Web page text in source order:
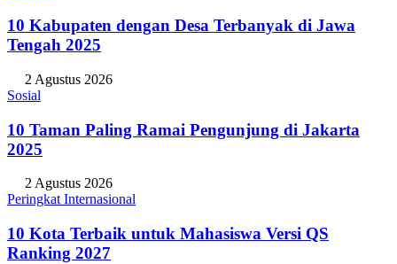
10 Kabupaten dengan Desa Terbanyak di Jawa
Tengah 2025
2 Agustus 2026
Sosial
10 Taman Paling Ramai Pengunjung di Jakarta
2025
2 Agustus 2026
Peringkat Internasional
10 Kota Terbaik untuk Mahasiswa Versi QS
Ranking 2027